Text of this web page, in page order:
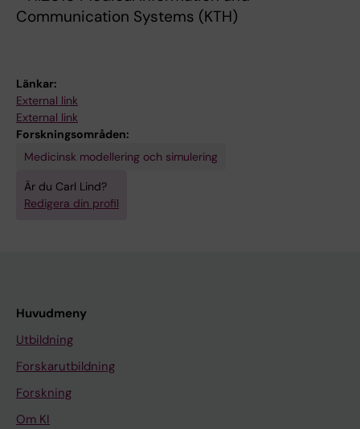
Communication Systems (KTH)
Länkar:
External link
External link
Forskningsområden:
Medicinsk modellering och simulering
Är du Carl Lind?
Redigera din profil
Huvudmeny
Utbildning
Forskarutbildning
Forskning
Om KI